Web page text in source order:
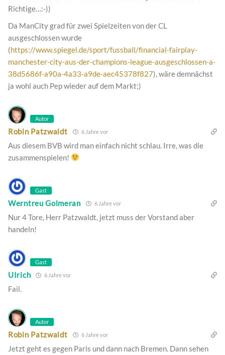
Richtige…:-))
Da ManCity grad für zwei Spielzeiten von der CL
ausgeschlossen wurde
(https://www.spiegel.de/sport/fussball/financial-fairplay-
manchester-city-aus-der-champions-league-ausgeschlossen-a-
38d5686f-a90a-4a33-a9de-aec45378f827), wäre demnächst
ja wohl auch Pep wieder auf dem Markt;)
Autor
Robin Patzwaldt 6 Jahre vor
Aus diesem BVB wird man einfach nicht schlau. Irre, was die
zusammenspielen!
Gast
Werntreu Golmeran 6 Jahre vor
Nur 4 Tore, Herr Patzwaldt, jetzt muss der Vorstand aber
handeln!
Gast
UIrich 6 Jahre vor
Fail.
Autor
Robin Patzwaldt 6 Jahre vor
Jetzt geht es gegen Paris und dann nach Bremen. Dann sehen